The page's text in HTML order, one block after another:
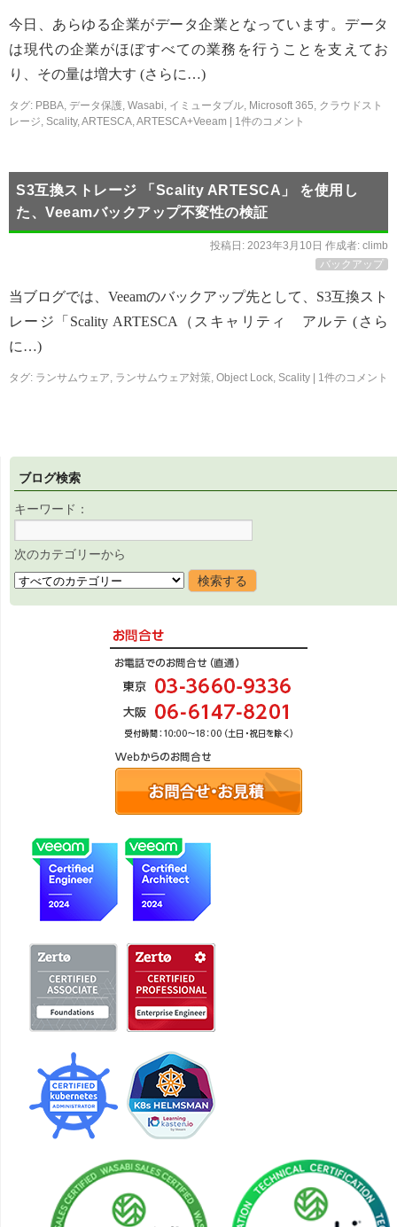
今日、あらゆる企業がデータ企業となっています。データ
は現代の企業がほぼすべての業務を行うことを支えてお
り、その量は増大す (さらに…)
タグ: PBBA, データ保護, Wasabi, イミュータブル, Microsoft 365, クラウドスト
レージ, Scality,ARTESCA,ARTESCA+Veeam 1件のコメント
S3互換ストレージ 「Scality ARTESCA」 を使用し
た、Veeamバックアップ不変性の検証
投稿日: 2023年3月10日 作成者: climb
バックアップ
当ブログでは、Veeamのバックアップ先として、S3互換スト
レージ「Scality ARTESCA（スキャリティ アルテ (さら
に…)
タグ: ランサムウェア, ランサムウェア対策, Object Lock, Scality 1件のコメント
ブログ検索
キーワード：
次のカテゴリーから